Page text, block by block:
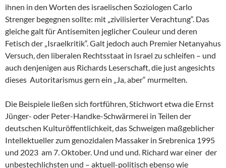
ihnen in den Worten des israelischen Soziologen Carlo
Strenger begegnen sollte: mit „zivilisierter Verachtung“. Das
gleiche galt für Antisemiten jeglicher Couleur und deren
Fetisch der „Israelkritik“. Galt jedoch auch Premier Netanyahus
Versuch, den liberalen Rechtsstaat in Israel zu schleifen – und
auch denjenigen aus Richards Leserschaft, die just angesichts
dieses Autoritarismus gern ein „Ja, aber“ murmelten.
Die Beispiele ließen sich fortführen, Stichwort etwa die Ernst
Jünger- oder Peter-Handke-Schwärmerei in Teilen der
deutschen Kulturöffentlichkeit, das Schweigen maßgeblicher
Intellektueller zum genozidalen Massaker in Srebrenica 1995
und 2023 am 7. Oktober. Und und und. Richard war einer der
unbestechlichsten und – aktuell-politisch ebenso wie